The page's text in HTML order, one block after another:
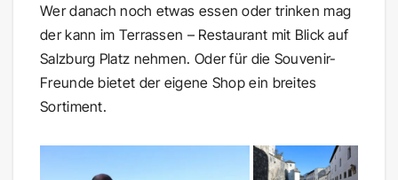
Wer danach noch etwas essen oder trinken mag
der kann im Terrassen – Restaurant mit Blick auf
Salzburg Platz nehmen. Oder für die Souvenir-
Freunde bietet der eigene Shop ein breites
Sortiment.